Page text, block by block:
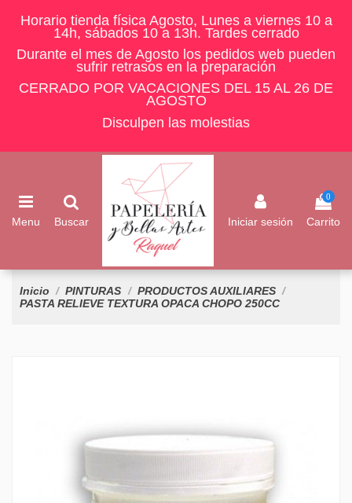
Horario tienda física Agosto, Lunes a viernes 10 a
14h, sábados 10 a 13h. Tardes cerrado
Durante el mes de Agosto los pedidos web pueden
sufrir retrasos en la preparación
CERRADO POR VACACIONES DEL 15 AL 26 DE
AGOSTO
Disculpen las molestias
Menu Buscar Iniciar sesión
0
Carrito
Inicio PINTURAS
PRODUCTOS AUXILIARES
PASTA RELIEVE TEXTURA OPACA CHOPO 250CC